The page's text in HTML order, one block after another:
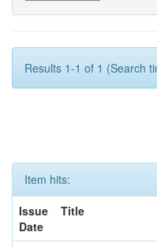
Results 1-1 of 1 (Search
Item hits:
Issue
Date
Title